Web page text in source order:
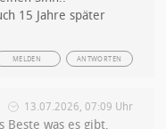
15 Jahre später
ANTWORTEN
MELDEN
13.07.2026, 07:09 Uhr
Beste was es gibt,